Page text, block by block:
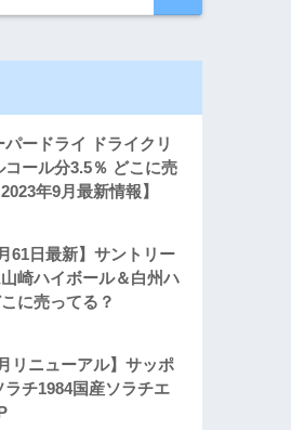
パードライ ドライクリ
コール分3.5％ どこに売
年9月最新情報】
61日最新】サントリー
崎ハイボール＆白州ハ
に売ってる？
リニューアル】サッポ
ラチ1984国産ソラチエ